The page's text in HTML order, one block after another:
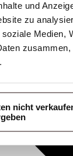
und
zu
Medien,
nicht